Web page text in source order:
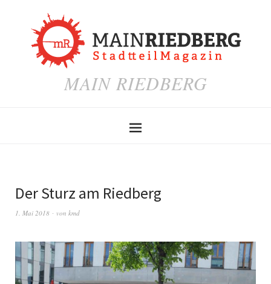
MAIN RIEDBERG
Der Sturz am Riedberg
1. Mai 2018 von kmd